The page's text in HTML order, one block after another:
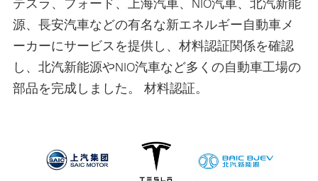
テスラ、フォード、上海汽車、NIO汽車、北汽新能
源、長安汽車などの有名な新エネルギー自動車メ
ーカーにサービスを提供し、材料認証関係を確認
し、北汽新能源やNIO汽車など多くの自動車工場の
部品を完成しました。 材料認証。